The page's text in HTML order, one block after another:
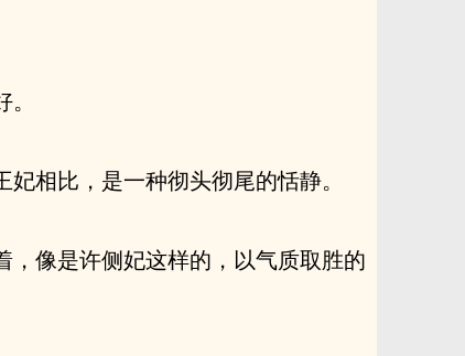
相比，是一种彻头彻尾的恬静。
，像是许侧妃这样的，以气质取胜的